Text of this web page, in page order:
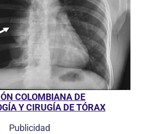
COLOMBIANA DE
Y CIRUGÍA DE TÓRAX
Publicidad